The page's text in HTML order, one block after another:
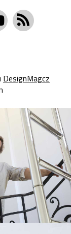
DesignMagcz